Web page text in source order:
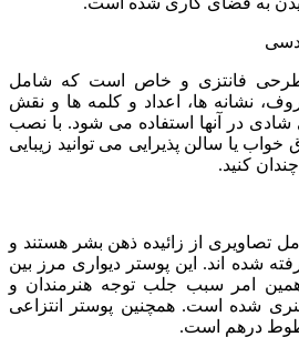
فانتزی و خاص است که شامل
نشانه ها، اعداد و کلمه ها و نقش
در آنها استفاده می شود. با نصب
خواب یا سالن پذیرایی می توانید زیبایی
کنید.
تصاویری از زائیده ذهن بشر هستند و
شده اند. این پوستر دیواری مرز بین
امر سبب جلب توجه هنرمندان و
شده است. همچنین پوستر انتزاعی
درهم است.